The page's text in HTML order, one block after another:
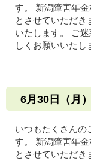
す。 新潟障害年
とさせていただき
いたします。 ご
しくお願いいたし
6月30日（月
いつもたくさんの
す。 新潟障害年
とさせていただき